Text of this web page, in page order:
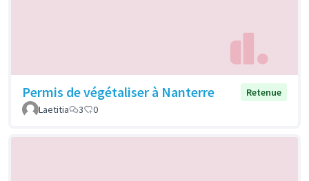
Permis de végétaliser à Nanterre
Retenue
Laetitia
3 0